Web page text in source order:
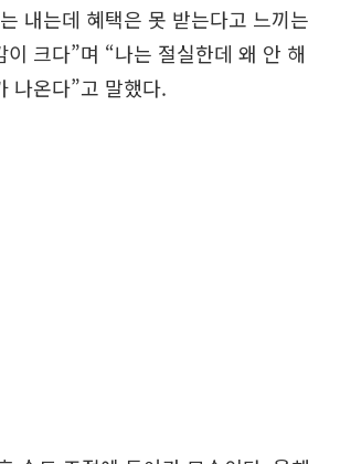
내는데 혜택은 못 받는다고 느끼는
이 크다”며 “나는 절실한데 왜 안 해
나온다”고 말했다.